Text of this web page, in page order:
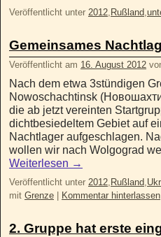
Veröffentlicht unter 2012 Rußland
Gemeinsames
Veröffentlicht am 16. August 2012
Nach dem etwa 3stündigen
Nowoschachtinsk
die ab jetzt vereinten
dichtbesiedeltem Gebiet auf
Nachtlager aufgeschlagen.
wollen wir nach Wolgograd
Weiterlesen →
Veröffentlicht unter 2012, Rußland,
mit Grenze Kommentar hinterlassen
2. Gruppe hat erste